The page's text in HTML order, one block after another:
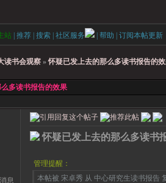
站 推荐 搜索 社区服务 帮助 订阅本帖更新
读书会观察 »怀疑已发上去的那么多读书报告的
多读书报告的效果
怀疑已发上去的那么多读书
管理提醒：
本帖被 宋卓秀 从 中心研究生读书报告